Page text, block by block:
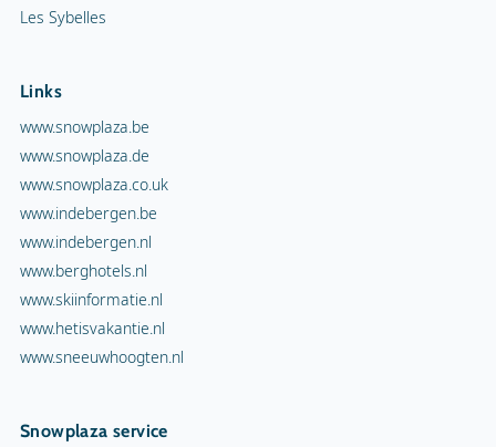
Les Sybelles
Links
www.snowplaza.be
www.snowplaza.de
www.snowplaza.co.uk
www.indebergen.be
www.indebergen.nl
www.berghotels.nl
www.skiinformatie.nl
www.hetisvakantie.nl
www.sneeuwhoogten.nl
Snowplaza service